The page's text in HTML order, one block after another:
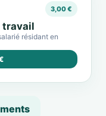
3,00 €
travail
résidant en